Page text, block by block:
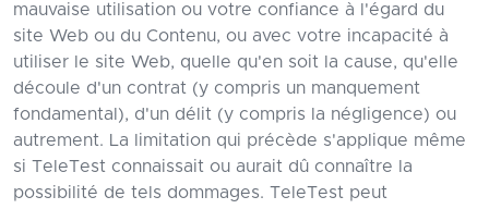
mauvaise utilisation ou votre confiance à l'égard du
site Web ou du Contenu, ou avec votre incapacité à
utiliser le site Web, quelle qu'en soit la cause, qu'elle
découle d'un contrat (y compris un manquement
fondamental), d'un délit (y compris la négligence) ou
autrement. La limitation qui précède s'applique même
si TeleTest connaissait ou aurait dû connaître la
possibilité de tels dommages. TeleTest peut